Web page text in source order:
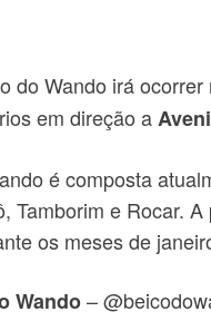
do Wando irá
em direção a
é composta
Tamborim e Rocar.
os meses de
Wando–